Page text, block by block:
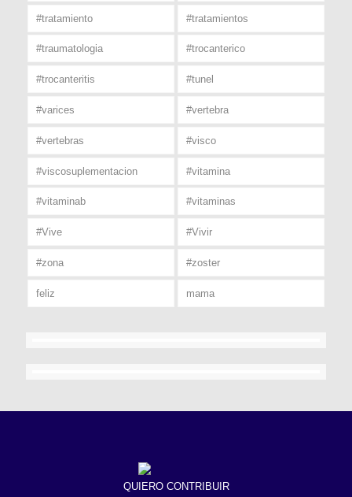
#tratamiento #tratamientos
#traumatologia #trocanterico
#trocanteritis #tunel
#varices #vertebra
#vertebras #visco
#viscosuplementacion #vitamina
#vitaminab #vitaminas
#Vive #Vivir
#zona #zoster
feliz mama
QUIERO CONTRIBUIR